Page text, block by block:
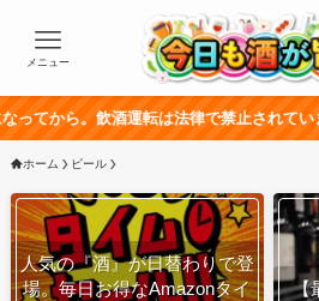
メニュー
運転は法律で禁止されています。妊娠中
ホーム ビール
人気の『酒』が日替わりで登
場。毎日お得なAmazonタイ
【